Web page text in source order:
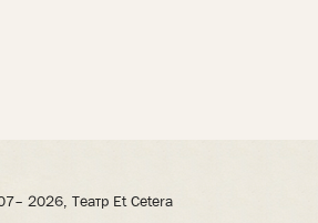
2026, Театр Et Cetera